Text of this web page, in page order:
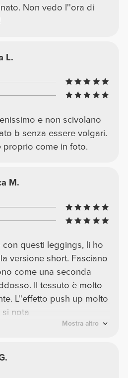
Non vedo l''ora di
L.
e non scivolano
b senza essere volgari.
proprio come in foto.
M.
questi leggings, li ho
versione short. Fasciano
come una seconda
Il tessuto è molto
L''effetto push up molto
nota
Mostra altro